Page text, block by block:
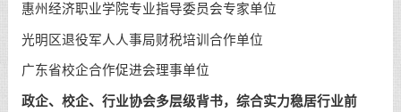
惠州经济职业学院专业指导委员会专家单位
光明区退役军人人事局财税培训合作单位
广东省校企合作促进会理事单位
政企、校企、行业协会多层级背书，综合实力稳居行业前